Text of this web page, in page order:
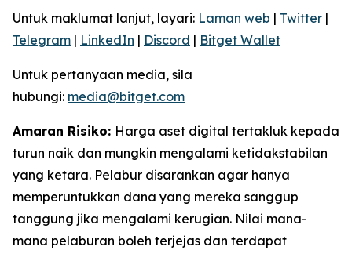
Untuk maklumat lanjut, layari: Laman web | Twitter |
Telegram | LinkedIn | Discord | Bitget Wallet
Untuk pertanyaan media, sila
hubungi: media@bitget.com
Amaran Risiko: Harga aset digital tertakluk kepada
turun naik dan mungkin mengalami ketidakstabilan
yang ketara. Pelabur disarankan agar hanya
memperuntukkan dana yang mereka sanggup
tanggung jika mengalami kerugian. Nilai mana-
mana pelaburan boleh terjejas dan terdapat